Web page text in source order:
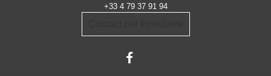
+33 4 79 37 91 94